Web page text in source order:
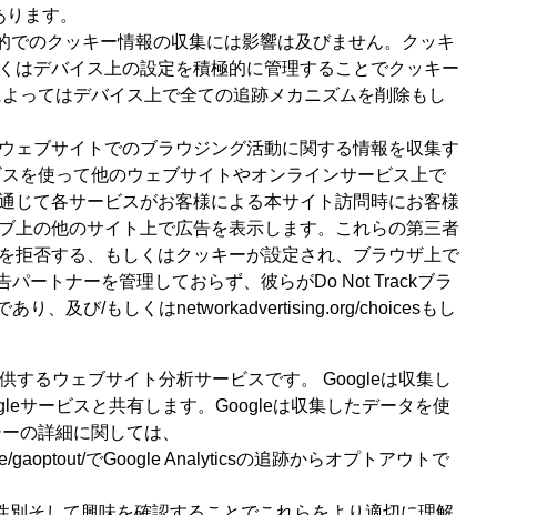
ます。
でのクッキー情報の収集には影響は及びません。クッキ
はデバイス上の設定を積極的に管理することでクッキー
ってはデバイス上で全ての追跡メカニズムを削除もし
ェブサイトでのブラウジング活動に関する情報を収集す
を使って他のウェブサイトやオンラインサービス上で
じて各サービスがお客様による本サイト訪問時にお客様
上の他のサイト上で広告を表示します。これらの第三者
拒否する、もしくはクッキーが設定され、ブラウザ上で
ートナーを管理しておらず、彼らがDo Not Trackブラ
り、及び/もしくはnetworkadvertising.org/choicesもし
するウェブサイト分析サービスです。 Googleは収集し
サービスと共有します。Googleは収集したデータを使
の詳細に関しては、
でGoogle Analyticsの追跡からオプトアウトで